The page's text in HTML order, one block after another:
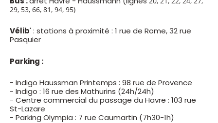
29, 53, 66, 81, 94, 95)
Vélib' : stations à proximité : 1 rue de Rome, 32 rue
Pasquier
Parking :
- Indigo Haussman Printemps : 98 rue de Provence
- Indigo : 16 rue des Mathurins (24h/24h)
- Centre commercial du passage du Havre : 103 rue
St-Lazare
- Parking Olympia : 7 rue Caumartin (7h30-1h)